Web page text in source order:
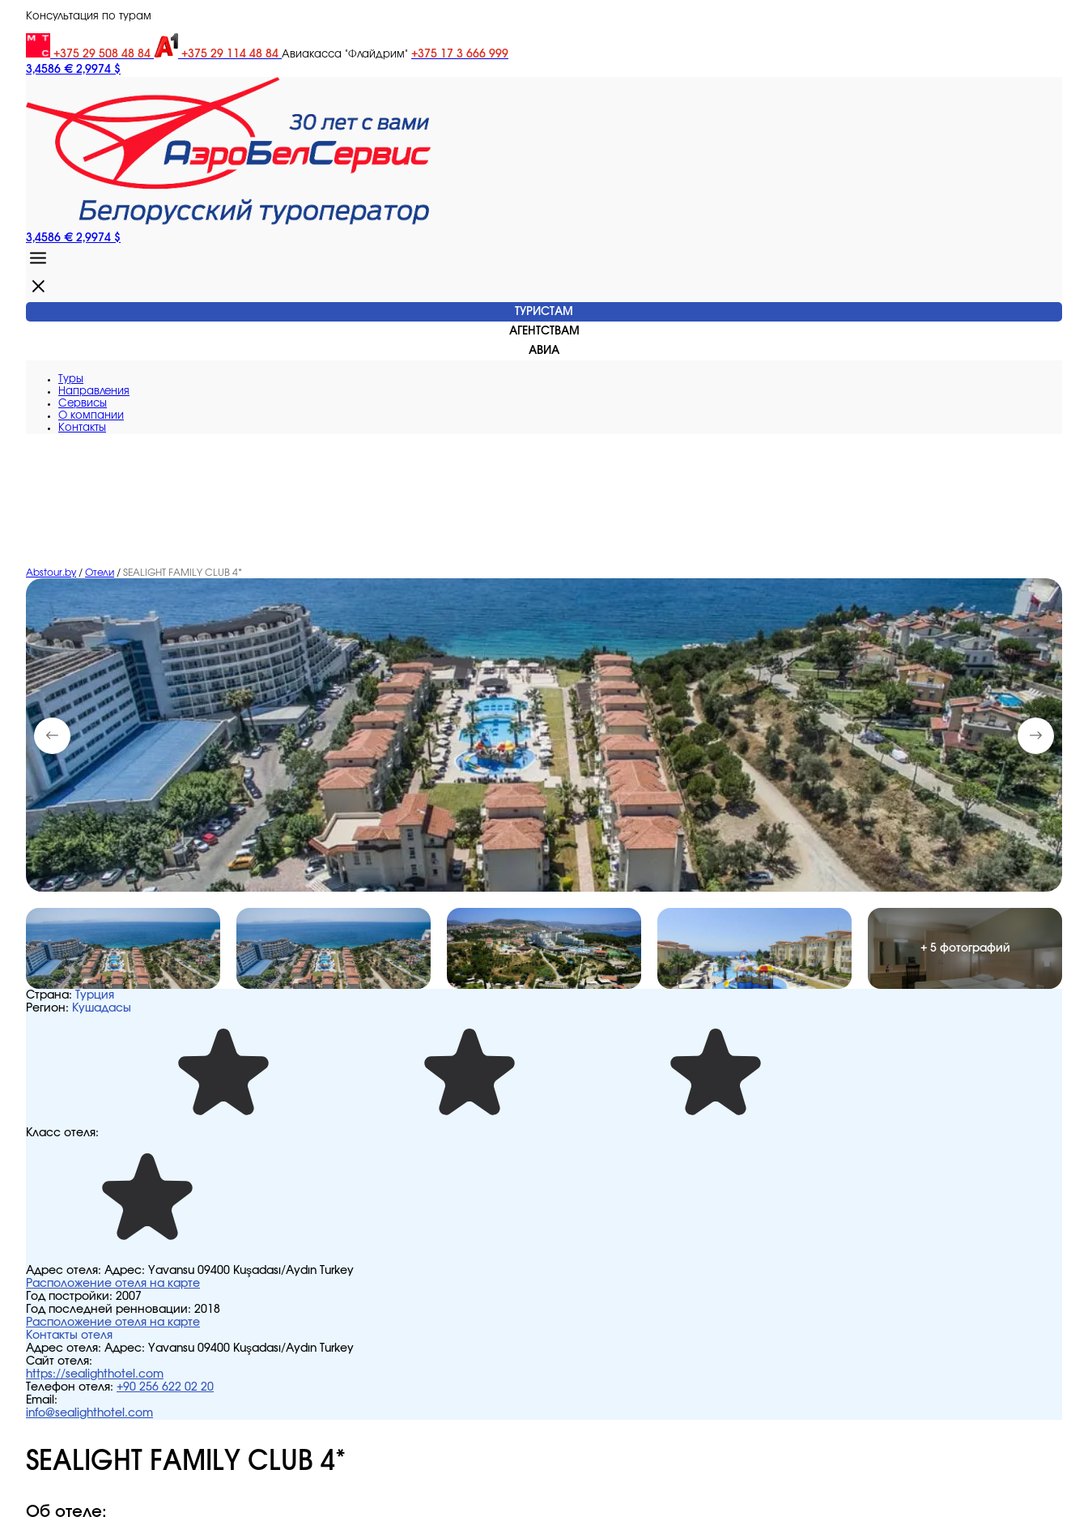
Консультация по турам
+375 29 508 48 84 +375 29 114 48 84 Авиакасса "Флайдрим" +375 17 3 666 999
3,4586 € 2,9974 $
3,4586 € 2,9974 $
ТУРИСТАМ
АГЕНТСТВАМ
АВИА
Туры
Направления
Сервисы
O компании
Контакты
Abstour.by / Отели / SEALIGHT FAMILY CLUB 4*
+ 5 фотографий
Страна:
Турция
Регион: Кушадасы
Класс отеля:
Адрес отеля: Адрес: Yavansu 09400 Kuşadası/Aydın Turkey
Расположение отеля на карте
Год постройки: 2007
Год последней ренновации: 2018
Расположение отеля на карте
Контакты отеля
Адрес отеля: Адрес: Yavansu 09400 Kuşadası/Aydın Turkey
Сайт отеля:
https://sealighthotel.com
Телефон отеля: +90 256 622 02 20
Email:
info@sealighthotel.com
SEALIGHT FAMILY CLUB 4*
Об отеле: